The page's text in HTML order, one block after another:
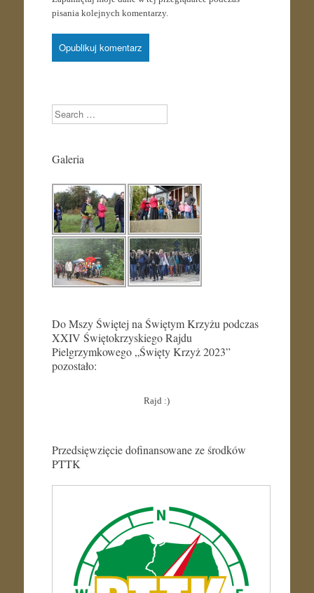
pisania kolejnych komentarzy.
Search
Galeria
Do Mszy Świętej na Świętym Krzyżu podczas
XXIV Świętokrzyskiego Rajdu
Pielgrzymkowego „Święty Krzyż 2023”
pozostało:
Rajd :)
Przedsięwzięcie dofinansowane ze środków
PTTK